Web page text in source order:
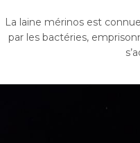
La laine mérinos est
par les bactéries,